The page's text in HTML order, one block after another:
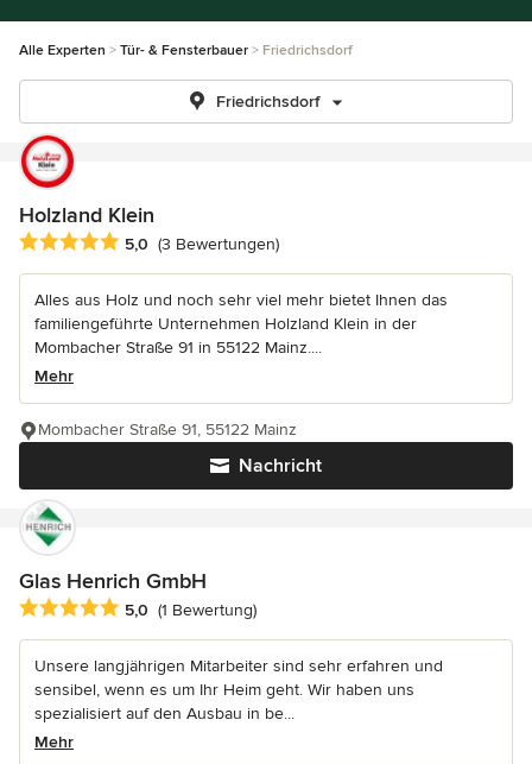
Alle Experten Tür- & Fensterbauer Friedrichsdorf
Friedrichsdorf
Holzland Klein
Durchschnittliche Bewertung: 5 von 5 Sternen
5,0 (3 Bewertungen)
Alles aus Holz und noch sehr viel mehr bietet Ihnen das
familiengeführte Unternehmen Holzland Klein in der
Mombacher Straße 91 in 55122 Mainz....
Mehr
Nachricht
Mombacher Straße 91, 55122 Mainz
Glas Henrich GmbH
Durchschnittliche Bewertung: 5 von 5 Sternen
5,0 (1 Bewertung)
Unsere langjährigen Mitarbeiter sind sehr erfahren und
sensibel, wenn es um Ihr Heim geht. Wir haben uns
spezialisiert auf den Ausbau in be...
Mehr